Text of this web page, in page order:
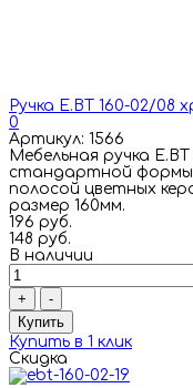
Ручка E.BT 160-02/08
0
Артикул: 1566
Мебельная ручка
стандартной
полосой цветных
размер 160мм.
196 руб.
148 руб.
В наличии
+
-
Купить
Купить в 1 клик
Скидка